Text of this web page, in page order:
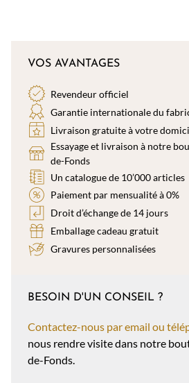
VOS AVANTAGES
Revendeur officiel
Garantie internationale du
Livraison gratuite à votre
Essayage et livraison à notre
de-Fonds
Un catalogue de 10’000 articles
Paiement par mensualité à 0%
Droit d’échange de 14 jours
Emballage cadeau gratuit
Gravures personnalisées
BESOIN D'UN CONSEIL ?
Contactez-nous par email ou
nous rendre visite dans notre
de-Fonds.